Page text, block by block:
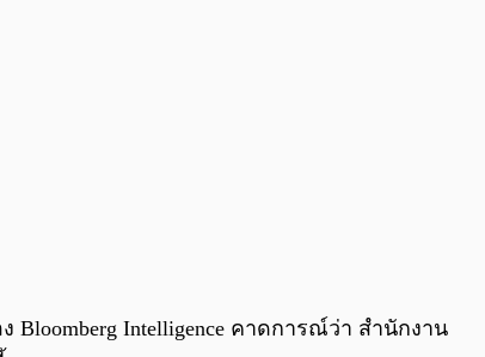
0:00 0:00
Bloomberg Intelligence คาดการณ์ว่า สำนักงาน